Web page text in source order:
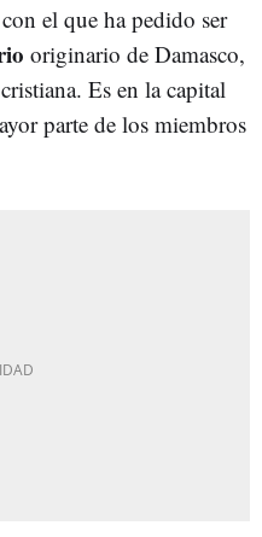
el que ha pedido ser
originario de Damasco,
Es en la capital
parte de los miembros